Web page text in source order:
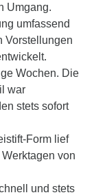
Umgang.
umfassend
Vorstellungen
Wochen. Die
war
stets sofort
Form lief
von
und stets